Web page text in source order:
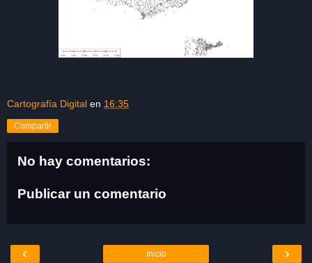
Cartografía Digital en 16:35
Compartir
No hay comentarios:
Publicar un comentario
‹ ›
Inicio